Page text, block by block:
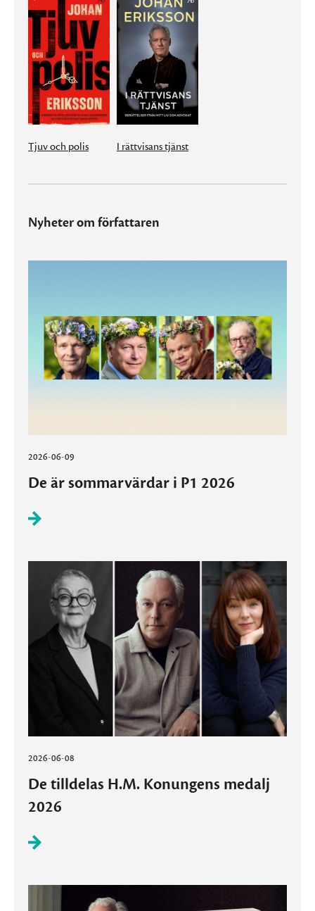
Tjuv och polis I rättvisans tjänst
Nyheter om författaren
2026-06-09
De är sommarvärdar i P1 2026
2026-06-08
De tilldelas H.M. Konungens medalj
2026